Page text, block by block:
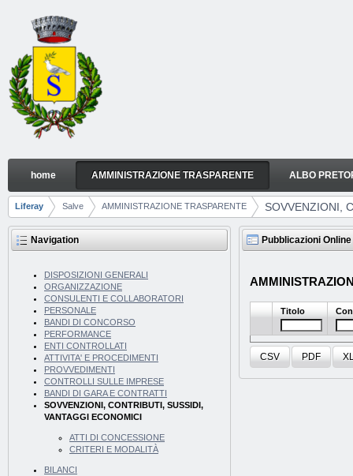
Skip to Content
SOVVENZIONI, CONTRIBUTI, SUSSIDI, VANTAGGI
Navigation
home AMMINISTRAZIONE TRASPARENTE ALBO
Breadcrumbs
Liferay Salve AMMINISTRAZIONE TRASPARENTE SOVVENZIONI,
Navigation
DISPOSIZIONI GENERALI
ORGANIZZAZIONE
CONSULENTI E COLLABORATORI
PERSONALE
BANDI DI CONCORSO
PERFORMANCE
ENTI CONTROLLATI
ATTIVITA' E PROCEDIMENTI
PROVVEDIMENTI
CONTROLLI SULLE IMPRESE
BANDI DI GARA E CONTRATTI
SOVVENZIONI, CONTRIBUTI, SUSSIDI,
VANTAGGI ECONOMICI
ATTI DI CONCESSIONE
CRITERI E MODALITÀ
BILANCI
Pubblicazioni Online
Titolo
CSV PDF